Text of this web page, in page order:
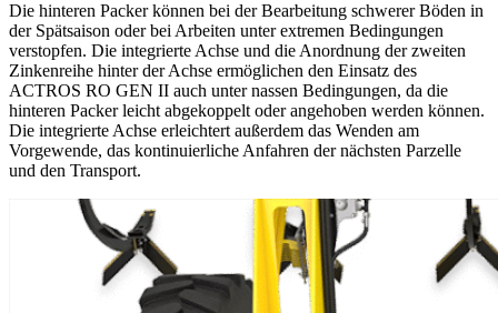
Die hinteren Packer können bei der Bearbeitung schwerer Böden in
der Spätsaison oder bei Arbeiten unter extremen Bedingungen
verstopfen. Die integrierte Achse und die Anordnung der zweiten
Zinkenreihe hinter der Achse ermöglichen den Einsatz des
ACTROS RO GEN II auch unter nassen Bedingungen, da die
hinteren Packer leicht abgekoppelt oder angehoben werden können.
Die integrierte Achse erleichtert außerdem das Wenden am
Vorgewende, das kontinuierliche Anfahren der nächsten Parzelle
und den Transport.